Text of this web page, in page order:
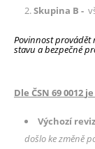
Skupina B -
Povinnost provádět
stavu a bezpečné
Dle ČSN 69 0012
Výchozí
došlo ke změně